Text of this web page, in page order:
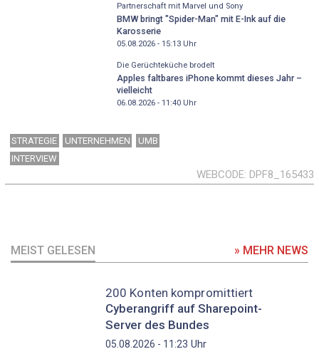
Partnerschaft mit Marvel und Sony
BMW bringt "Spider-Man" mit E-Ink auf die
Karosserie
05.08.2026 - 15:13Uhr
Die Gerüchteküche brodelt
Apples faltbares iPhone kommt dieses Jahr –
vielleicht
06.08.2026 - 11:40Uhr
STRATEGIE UNTERNEHMEN
UMB
INTERVIEW
WEBCODE DPF8_165433
MEIST GELESEN » MEHR NEWS
200 Konten kompromittiert
Cyberangriff auf Sharepoint-
Server des Bundes
05.08.2026 - 11:23 Uhr